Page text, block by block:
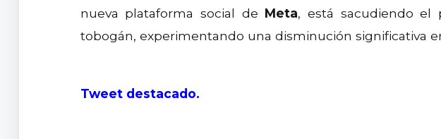
nueva plataforma social de Meta, está sacudiendo el
tobogán, experimentando una disminución significativa
Tweet destacado.